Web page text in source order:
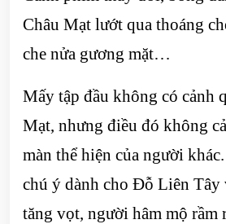
Châu Mạt lướt qua thoáng
che nửa gương mặt…
Mấy tập đầu không có cảnh
Mạt, nhưng điều đó không
màn thể hiện của người
chú ý dành cho Đỗ Liên Tây
tăng vọt, người hâm mộ rầm